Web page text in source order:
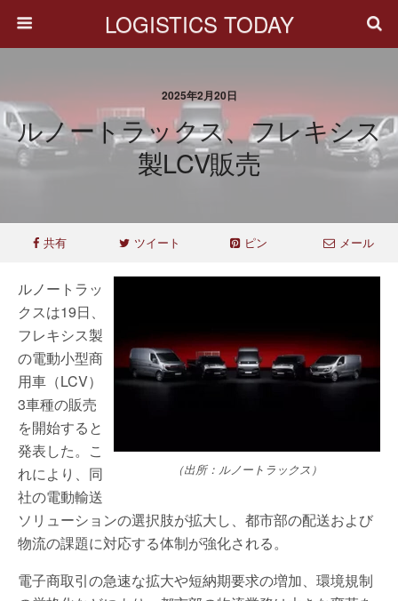
LOGISTICS TODAY
2025年2月20日
ルノートラックス、フレキシス
製LCV販売
共有 ツイート ピン メール
（出所：ルノートラックス）
ルノートラッ
クスは19日、
フレキシス製
の電動小型商
用車（LCV）
3車種の販売
を開始すると
発表した。こ
れにより、同
社の電動輸送
ソリューションの選択肢が拡大し、都市部の配送および
物流の課題に対応する体制が強化される。
電子商取引の急速な拡大や短納期要求の増加、環境規制